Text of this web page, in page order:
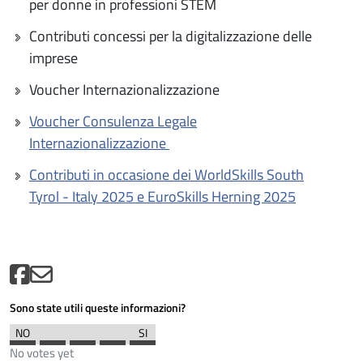
Contributi concessi per la digitalizzazione delle
imprese
Voucher Internazionalizzazione
Voucher Consulenza Legale
Internazionalizzazione
Contributi in occasione dei WorldSkills South
Tyrol - Italy 2025 e EuroSkills Herning 2025
Sono state utili queste informazioni?
No votes yet